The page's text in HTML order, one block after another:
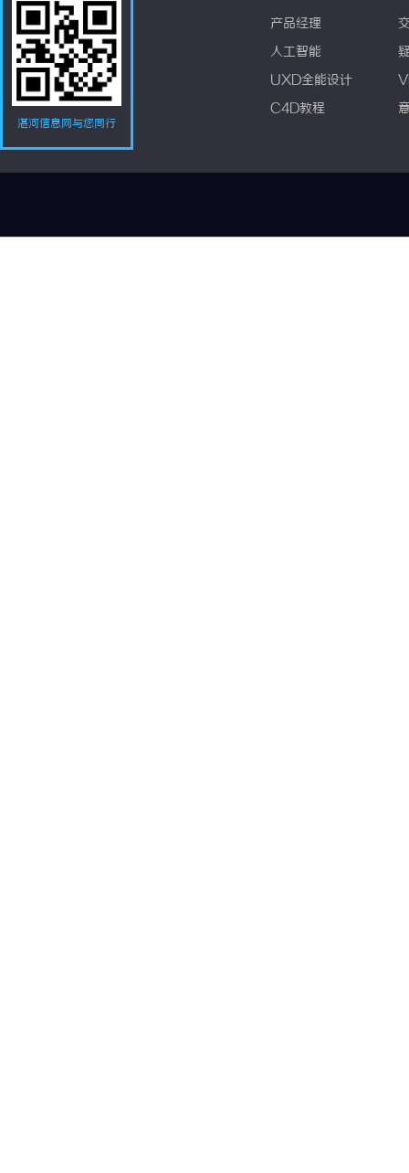
湛河信息网与您同行
产品经理
人工智能
UXD全能设计
C4D教程